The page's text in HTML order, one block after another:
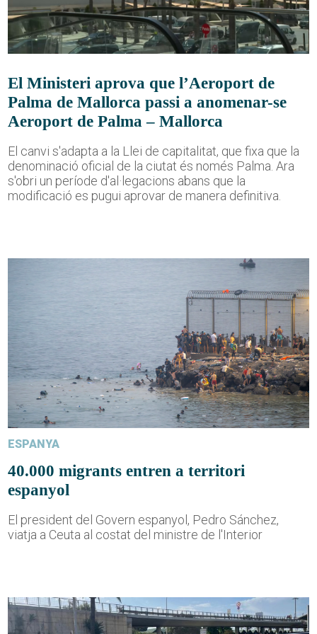
El Ministeri aprova que l’Aeroport de
Palma de Mallorca passi a anomenar-se
Aeroport de Palma – Mallorca
El canvi s'adapta a la Llei de capitalitat, que fixa que la
denominació oficial de la ciutat és només Palma. Ara
s'obri un període d'al·legacions abans que la
modificació es pugui aprovar de manera definitiva.
ESPANYA
40.000 migrants entren a territori
espanyol
El president del Govern espanyol, Pedro Sánchez,
viatja a Ceuta al costat del ministre de l'Interior